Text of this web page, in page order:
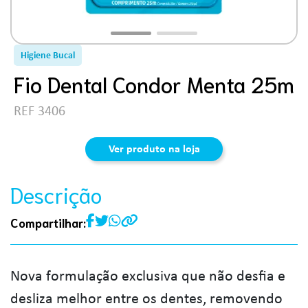
Higiene Bucal
Fio Dental Condor Menta 25m
REF 3406
Ver produto na loja
Descrição
Compartilhar:
Nova formulação exclusiva que não desfia e
desliza melhor entre os dentes, removendo